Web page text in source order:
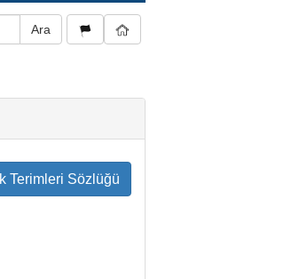
Terimleri Sözlüğü